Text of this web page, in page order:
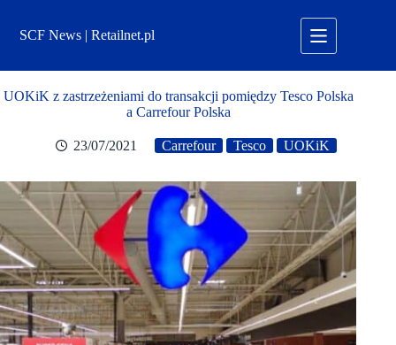
treściSCF News | Retailnet.pl
UOKiK z zastrzeżeniami do transakcji pomiędzy Tesco Polska
a Carrefour Polska
23/07/2021 Carrefour Tesco UOKiK